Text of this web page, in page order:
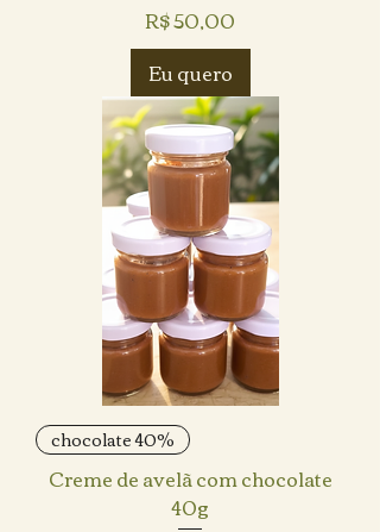
Preço
R$ 50,00
Eu quero
chocolate 40%
Creme de avelã com chocolate
40g